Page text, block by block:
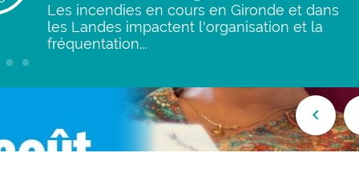
Les incendies en cours en Gironde et dans
les Landes impactent l'organisation et la
fréquentation...
keyboard_arrow_left